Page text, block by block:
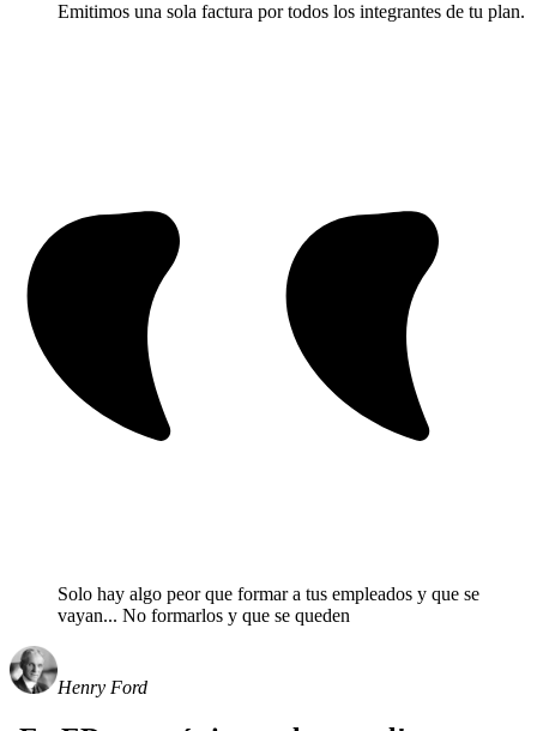
Emitimos una sola factura por todos los integrantes de tu plan.
Solo hay algo peor que formar a tus empleados y que se
vayan... No formarlos y que se queden
Henry Ford